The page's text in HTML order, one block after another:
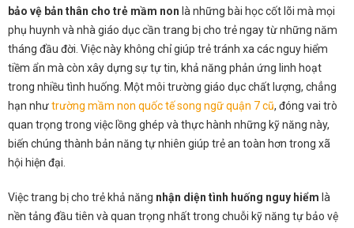
bảo vệ bản thân cho trẻ mầm non là những bài học cốt lõi mà mọi
phụ huynh và nhà giáo dục cần trang bị cho trẻ ngay từ những năm
tháng đầu đời. Việc này không chỉ giúp trẻ tránh xa các nguy hiểm
tiềm ẩn mà còn xây dựng sự tự tin, khả năng phản ứng linh hoạt
trong nhiều tình huống. Một môi trường giáo dục chất lượng, chẳng
hạn nhưtrường mầm non quốc tế song ngữ quận 7 cũ, đóng vai trò
quan trọng trong việc lồng ghép và thực hành những kỹ năng này,
biến chúng thành bản năng tự nhiên giúp trẻ an toàn hơn trong xã
hội hiện đại.
Việc trang bị cho trẻ khả năng nhận diện tình huống nguy hiểm là
nền tảng đầu tiên và quan trọng nhất trong chuỗi kỹ năng tự bảo vệ